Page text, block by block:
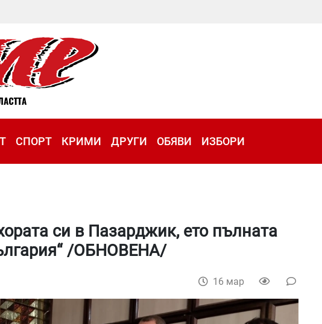
СПОРТ КРИМИ ДРУГИ ОБЯВИ ИЗБОРИ
си в Пазарджик, ето пълната
/ОБНОВЕНА/
16 мар